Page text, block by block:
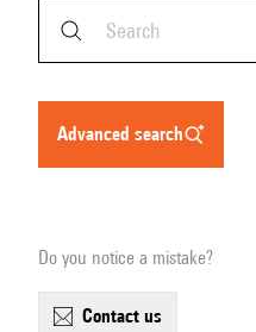
advanced search
Do you notice a mistake?
contact us